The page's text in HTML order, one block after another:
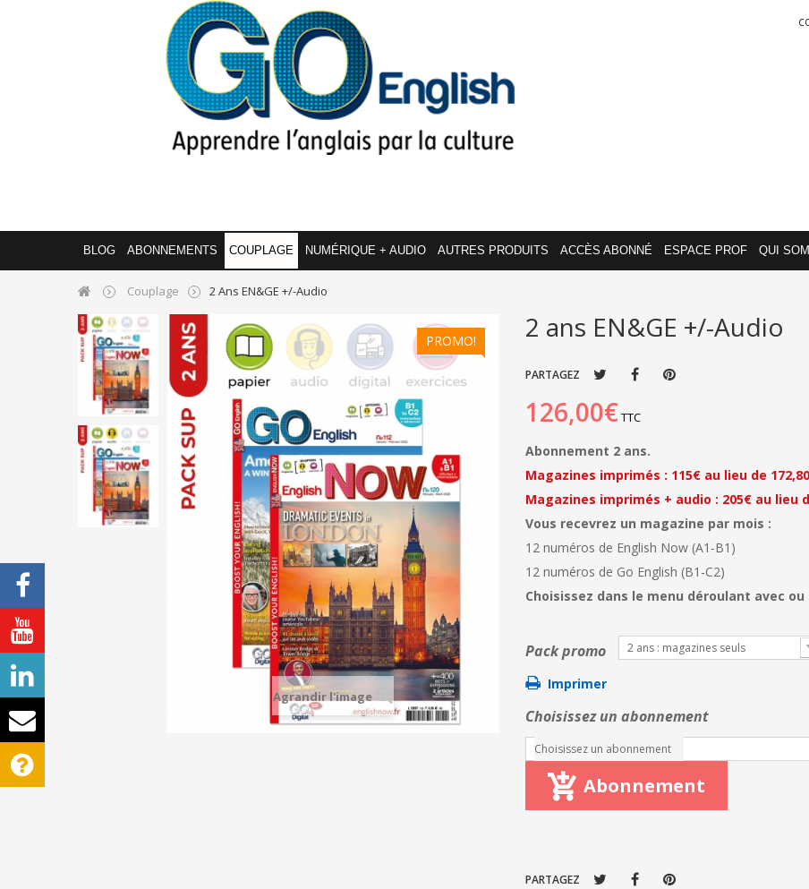
BLOG ABONNEMENTS COUPLAGE NUMÉRIQUE + AUDIO AUTRES PRODUITS ACCÈS ABONNÉ ESPACE PROF QUI
Couplage 2 Ans EN&GE +/-Audio
PROMO!
Agrandir l'image
2 ans EN&GE +/-Audio
PARTAGEZ
126,00€TTC
Abonnement 2 ans.
Magazines imprimés : 115€ au lieu de
Magazines imprimés + audio : 205€ au lieu
Vous recevrez un magazine par mois :
12 numéros de English Now (A1-B1)
12 numéros de Go English (B1-C2)
Choisissez dans le menu déroulant avec ou
Pack promo 2 ans : magazines seuls
Imprimer
Choisissez un abonnement
Choisissez un abonnement
Abonnement
PARTAGEZ